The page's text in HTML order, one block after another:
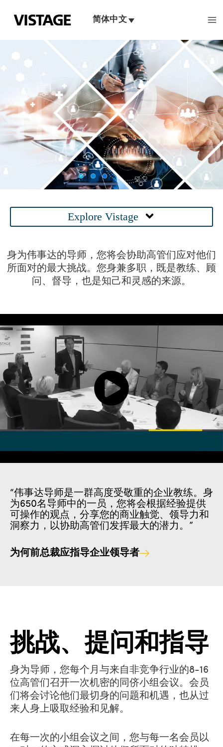
简体中文
伟事达导师
从成功人生蜕变为有影响力
Main
Explore Vistage
身为伟事达的导师，您将会协助高管们应对他们
所面对的最大挑战。您身兼多职，既是教练、顾
问、督导，也是知己和灵感的来源。
“伟事达导师是一群高度受敬重的企业教练。身
为650名导师中的一员，您将会根据经验提供
可操作的观点，分享您的商业触觉、领导力和
洞察力，以协助高管们发挥最大的潜力。”
为何前总裁应指导企业领导者
挑战、提问和指导
身为导师，您每个月与来自非竞争行业的8-16
位高管们召开一次机密的同侪小组会议。会员
们将会讨论他们最切身的问题和机遇，也从过
来人身上吸取经验和见解。
在每一次的小组会议之间，您与每一名会员以